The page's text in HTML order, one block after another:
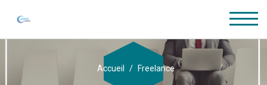
Accueil Freelance